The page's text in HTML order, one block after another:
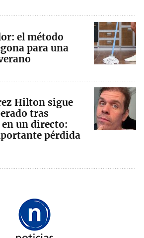
el método
para una
Hilton sigue
tras
un directo:
pérdida